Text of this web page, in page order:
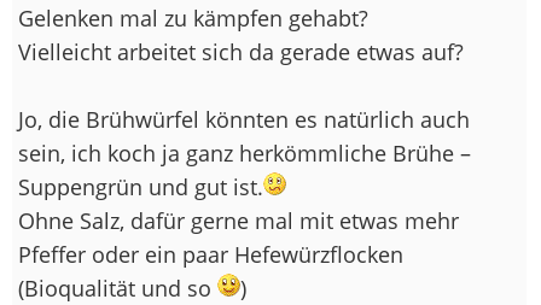
Gelenken mal zu kämpfen gehabt?
Vielleicht arbeitet sich da gerade etwas auf?
Jo, die Brühwürfel könnten es natürlich auch
sein, ich koch ja ganz herkömmliche Brühe –
Suppengrün und gut ist.
Ohne Salz, dafür gerne mal mit etwas mehr
Pfeffer oder ein paar Hefewürzflocken
(Bioqualität und so
)